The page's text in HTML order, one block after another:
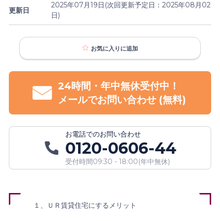
更新日
2025年07月19日(次回更新予定日：2025年08月02
日)
お気に入り に追加
24時間・年中無休受付中！
メールでお問い合わせ(無料)
お電話でのお問い合わせ
0120-0606-44
受付時間09:30 - 18:00(年中無休)
１、ＵＲ賃貸住宅にするメリット